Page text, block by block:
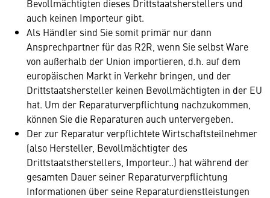
Bevollmächtigten dieses Drittstaatsherstellers und
auch keinen Importeur gibt.
Als Händler sind Sie somit primär nur dann
Ansprechpartner für das R2R, wenn Sie selbst Ware
von außerhalb der Union importieren, d.h. auf dem
europäischen Markt in Verkehr bringen, und der
Drittstaatshersteller keinen Bevollmächtigten in der EU
hat. Um der Reparaturverpflichtung nachzukommen,
können Sie die Reparaturen auch untervergeben.
Der zur Reparatur verpflichtete Wirtschaftsteilnehmer
(also Hersteller, Bevollmächtigter des
Drittstaatstherstellers, Importeur..) hat während der
gesamten Dauer seiner Reparaturverpflichtung
Informationen über seine Reparaturdienstleistungen